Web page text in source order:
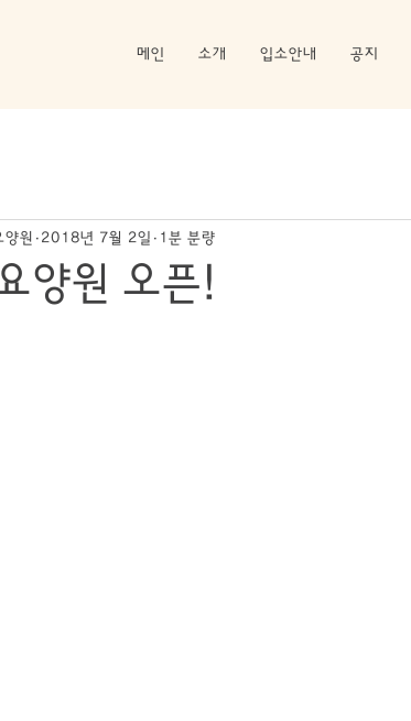
메인 소개 입소안내 공지
양원 오픈!
양원 2018년 7월 2일 1분 분량